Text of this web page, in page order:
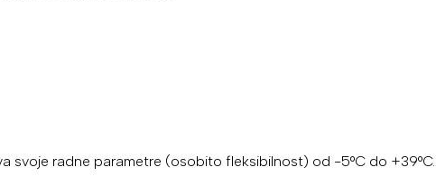
svoje radne parametre (osobito fleksibilnost) od -5°C do +39°C.